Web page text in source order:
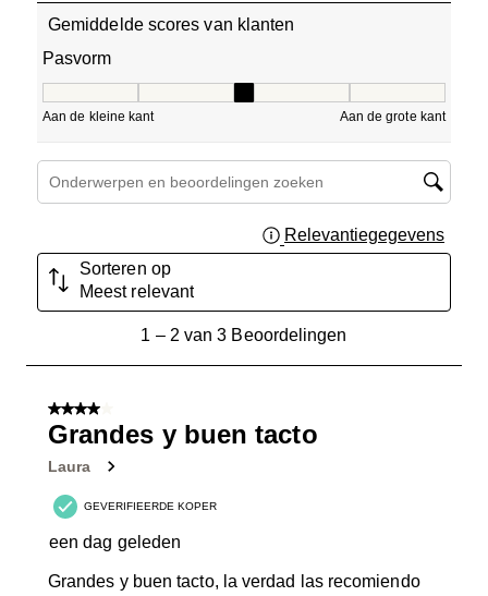
Gemiddelde scores van klanten
Pasvorm
Aan de kleine kant Aan de grote kant
Onderwerpen en beoordelingen zoeken per regio
Relevantiegegevens
Sorteren op
Meest relevant
van
Beoordelingen.
1 – 2 van 3 Beoordelingen
4 van 5 sterren.
Grandes y buen tacto
Laura
GEVERIFIEERDE KOPER
een dag geleden
Grandes y buen tacto, la verdad las recomiendo